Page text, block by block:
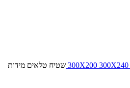
300X200 300X240
שטיח טלאים מידות